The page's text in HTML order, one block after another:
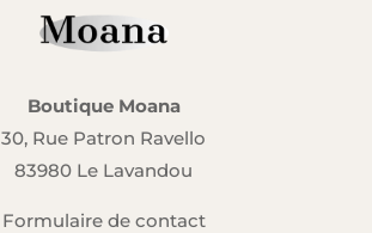
Boutique Moana
30, Rue Patron Ravello
83980 Le Lavandou
Formulaire de contact